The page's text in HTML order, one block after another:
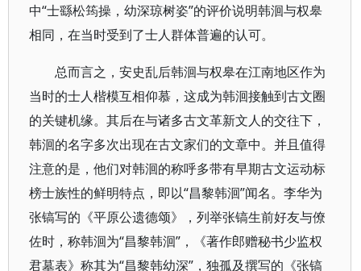
中“士繇松筠操，幼深琼树姿”的评价说明韩洄与权皋
相同，在当时受到了士人群体普遍的认可。
总而言之，安史乱后韩洄与权皋在江南地区作为
当时的士人楷模互相仰慕，这成为韩洄接触到古文圈
的关键机缘。其后在与诸多古文革新文人的交往下，
韩洄的名字多次出现在古文家们的文章中。并且值得
注意的是，他们对韩洄的称呼多带有早期古文运动标
榜士族性的鲜明特点，即以“昌黎韩洄”闻名。李华为
张镐写的《平原公遗德颂》，列举张镐生前好友与僚
佐时，称韩洄为“昌黎韩洄”，《著作郎赠秘书少监权
君墓表》称其为“昌黎韩幼深”，独孤及撰写的《张镐